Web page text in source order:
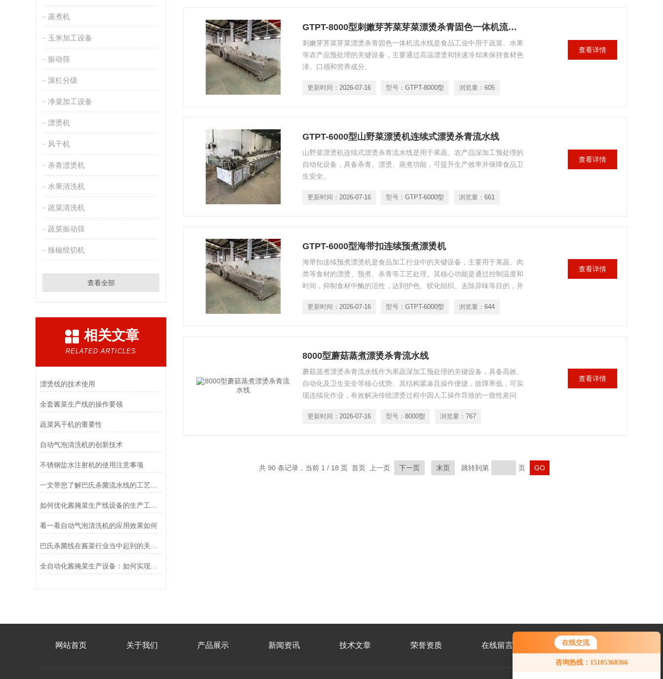
在线交流
咨询热线：15105368366
蒸煮机
玉米加工设备
振动筛
滚杠分级
净菜加工设备
漂烫机
风干机
杀青漂烫机
水果清洗机
蔬菜清洗机
蔬菜振动筛
辣椒绞切机
查看全部
相关文章
RELATED ARTICLES
漂烫线的技术使用
全套酱菜生产线的操作要领
蔬菜风干机的重要性
自动气泡清洗机的创新技术
不锈钢盐水注射机的使用注意事项
一文带您了解巴氏杀菌流水线的工艺流程
看一看自动气泡清洗机的应用效果如何
全自动化酱腌菜生产设备：如何实现规模化与高效生产
GTPT-8000型刺嫩芽荠菜芽菜漂烫杀青固色一体机流水线
刺嫩芽荠菜芽菜漂烫杀青固色一体机流水线是食品工业中用于蔬菜、水果
等农产品预处理的关键设备，主要通过高温漂烫和快速冷却来保持食材色
泽、口感和营养成分‌。
更新时间： 2026-07-16 型号： GTPT-8000型 浏览量： 605
查看详情
GTPT-6000型山野菜漂烫机连续式漂烫杀青流水线
山野菜漂烫机连续式漂烫杀青流水线是用于果蔬、农产品深加工预处理的
自动化设备，具备杀青、漂烫、蒸煮功能，可提升生产效率并保障食品卫
生安全。
更新时间： 2026-07-16 型号： GTPT-6000型 浏览量： 661
查看详情
GTPT-6000型海带扣连续预煮漂烫机
海带扣连续预煮漂烫机是食品加工行业中的关键设备，主要用于果蔬、肉
类等食材的漂烫、预煮、杀青等工艺处理。其核心功能是通过控制温度和
时间，抑制食材中酶的活性，达到护色、软化组织、去除异味等目的，并
更新时间： 2026-07-16 型号： GTPT-6000型 浏览量： 644
查看详情
8000型蘑菇蒸煮漂烫杀青流水线
蘑菇蒸煮漂烫杀青流水线作为果蔬深加工预处理的关键设备，具备高效、
自动化及卫生安全等核心优势。其结构紧凑且操作便捷，故障率低，可实
现连续化作业，有效解决传统漂烫过程中因人工操作导致的一致性差问
更新时间： 2026-07-16 型号： 8000型 浏览量： 767
查看详情
共 90 条记录，当前 1 / 18 页 首页 上一页 下一页 末页 跳转到第 页
网站首页 关于我们 产品展示 新闻资讯 技术文章 荣誉资质 在线留言 联系我们